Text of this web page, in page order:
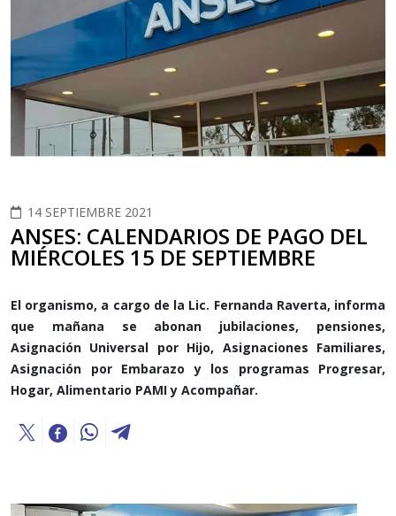
14 SEPTIEMBRE 2021
ANSES: CALENDARIOS DE PAGO DEL
MIÉRCOLES 15 DE SEPTIEMBRE
El organismo, a cargo de la Lic. Fernanda Raverta, informa
que mañana se abonan jubilaciones, pensiones,
Asignación Universal por Hijo, Asignaciones Familiares,
Asignación por Embarazo y los programas Progresar,
Hogar, Alimentario PAMI y Acompañar.